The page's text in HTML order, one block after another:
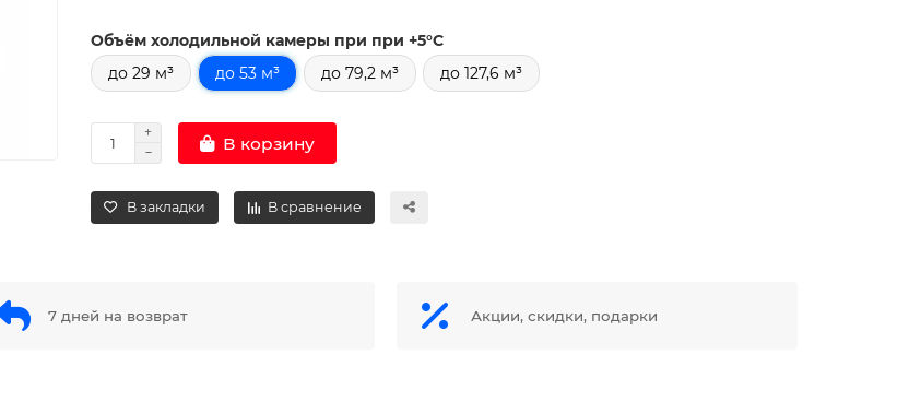
Объём холодильной камеры при при +5°С
до 29 м³
до 53 м³ до 79,2 м³ до 127,6 м³
В корзину
В закладки В сравнение
7 дней на возврат Акции, скидки, подарки